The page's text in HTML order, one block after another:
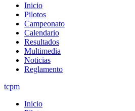
Inicio
Pilotos
Campeonato
Calendario
Resultados
Multimedia
Noticias
Reglamento
tcpm
Inicio